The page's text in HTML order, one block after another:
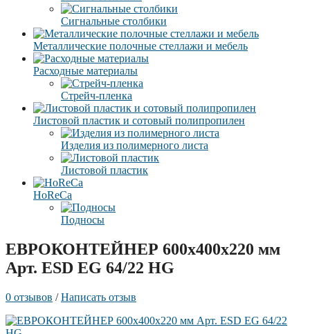
Сигнальные столбики
Металлические полочные стеллажи и мебель
Расходные материалы
Стрейч-пленка
Листовой пластик и сотовый полипропилен
Изделия из полимерного листа
Листовой пластик
HoReCa
Подносы
EВРОКОНТЕЙНЕР 600x400x220 мм
Арт. ESD EG 64/22 HG
0 отзывов /Написать отзыв